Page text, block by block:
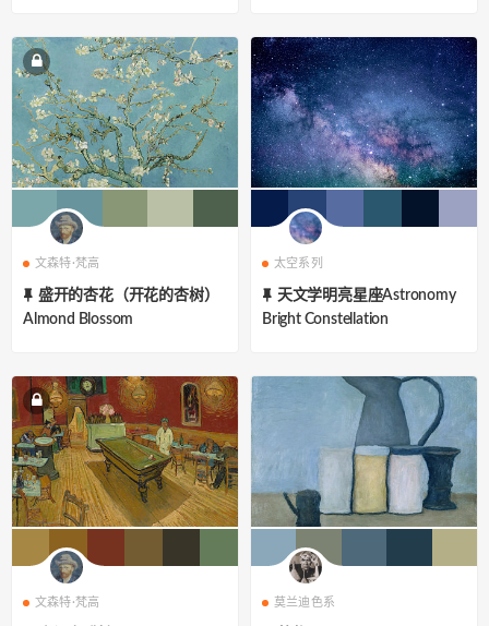
文森特·梵高
盛开的杏花（开花的杏树）
Almond Blossom
太空系列
天文学明亮星座Astronomy
Bright Constellation
文森特·梵高 莫兰迪色系